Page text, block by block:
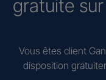
gratuite
Vous êtes client
disposition